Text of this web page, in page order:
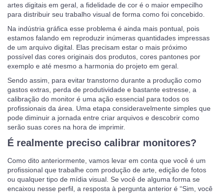
artes digitais em geral, a fidelidade de cor é o maior empecilho
para distribuir seu trabalho visual de forma como foi concebido.
Na indústria gráfica esse problema é ainda mais pontual, pois
estamos falando em reproduzir inúmeras quantidades impressas
de um arquivo digital. Elas precisam estar o mais próximo
possível das cores originais dos produtos, cores pantones por
exemplo e até mesmo a harmonia do projeto em geral.
Sendo assim, para evitar transtorno durante a produção como
gastos extras, perda de produtividade e bastante estresse, a
calibração do monitor é uma ação essencial para todos os
profissionais da área. Uma etapa consideravelmente simples que
pode diminuir a jornada entre criar arquivos e descobrir como
serão suas cores na hora de imprimir.
É realmente preciso calibrar monitores?
Como dito anteriormente, vamos levar em conta que você é um
profissional que trabalhe com produção de arte, edição de fotos
ou qualquer tipo de mídia visual. Se você de alguma forma se
encaixou nesse perfil, a resposta à pergunta anterior é “Sim, você